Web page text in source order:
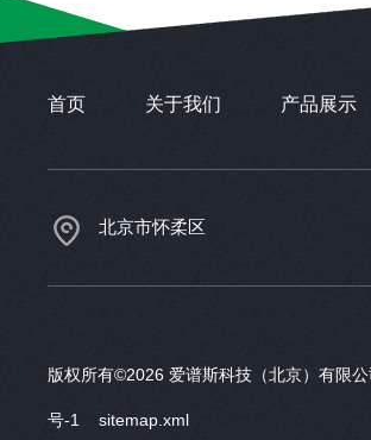
首页 关于我们 产品展示
北京市怀柔区
版权所有©2026 爱谱斯科技（北京）有
号-1 sitemap.xml